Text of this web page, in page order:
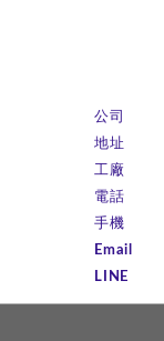
公司
地址
工廠
電話
手機
Email
LINE